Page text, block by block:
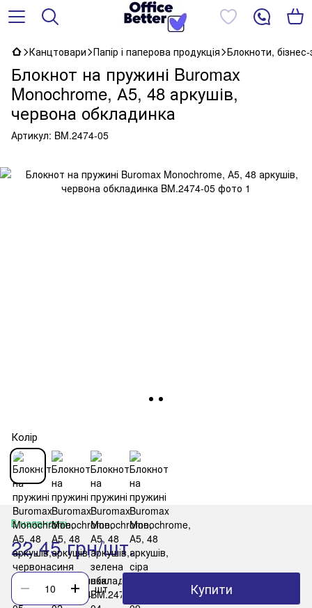
Канцтовари Папір і паперова продукція Блокноти,
Блокнот на пружині Buromax
Monochrome, А5, 48 аркушів,
червона обкладинка
Артикул: BM.2474-05
Колір
В наявності
22.45 грн/шт.
шт. Купити